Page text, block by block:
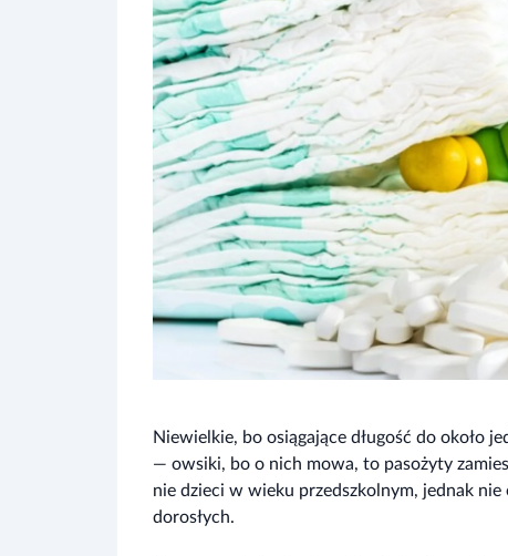
Niewielkie, bo osiągające długość do około
— owsiki, bo o nich mowa, to pasożyty
nie dzieci w wieku przedszkolnym, jednak
dorosłych.